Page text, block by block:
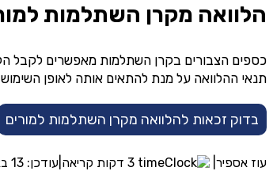
הלוואה מקרן השתלמות
כספים הצבורים בקרן השתלמות מאפשרים לקבל
תנאי ההלוואה על מנת להתאים אותה לאופן
בדוק זכאות להלוואה מקרן השתלמות למורים
עוז אספיר עודכן: 13 באוגוסט 2023